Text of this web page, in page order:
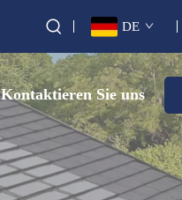
DE
Kontaktieren Sie uns